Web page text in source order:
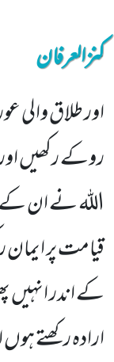
کنزالعرفان
اور طلاق والی
روکے رکھیں
اللہ نے ان کے
قیامت پر
کے اندر انہیں
ارادہ رکھتے